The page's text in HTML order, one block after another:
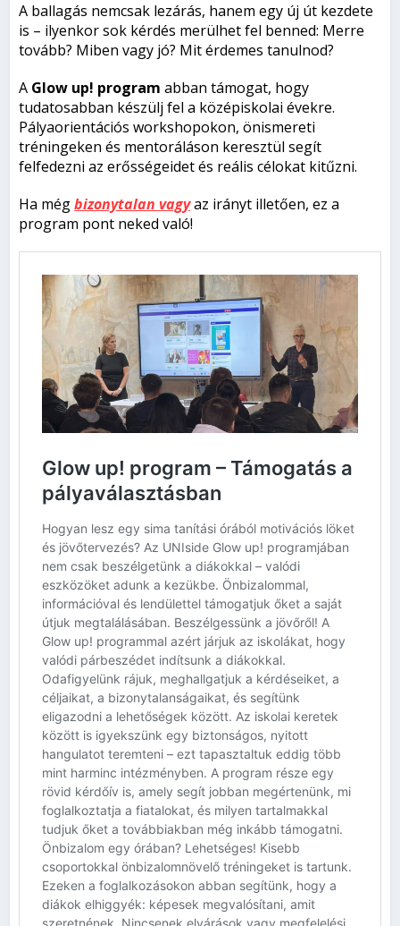
A ballagás nemcsak lezárás, hanem egy új út kezdete
is – ilyenkor sok kérdés merülhet fel benned: Merre
tovább? Miben vagy jó? Mit érdemes tanulnod?
A Glow up! program abban támogat, hogy
tudatosabban készülj fel a középiskolai évekre.
Pályaorientációs workshopokon, önismereti
tréningeken és mentoráláson keresztül segít
felfedezni az erősségeidet és reális célokat kitűzni.
Ha mégbizonytalan vagyaz irányt illetően, ez a
program pont neked való!